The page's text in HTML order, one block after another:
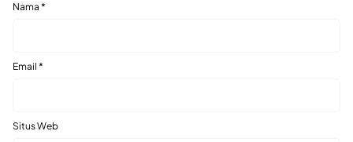
Nama *
Email *
Situs Web